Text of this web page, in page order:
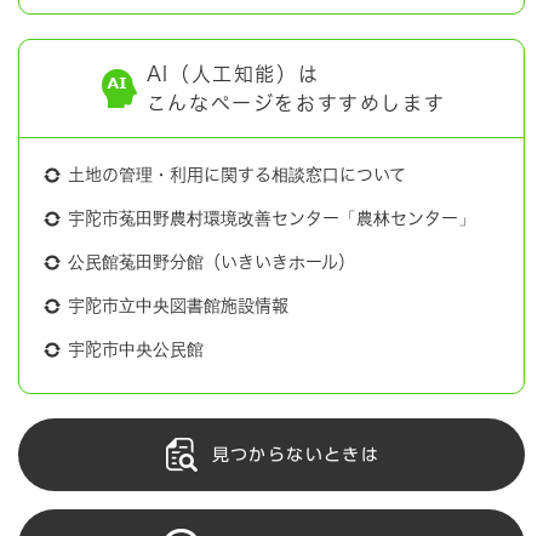
AI（人工知能）は
こんなページをおすすめします
土地の管理・利用に関する相談窓口について
宇陀市菟田野農村環境改善センター「農林センター」
公民館菟田野分館（いきいきホール）
宇陀市立中央図書館施設情報
宇陀市中央公民館
見つからないときは